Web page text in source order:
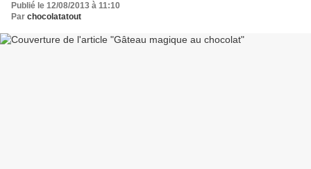
Publié le 12/08/2013 à 11:10
Par chocolatatout